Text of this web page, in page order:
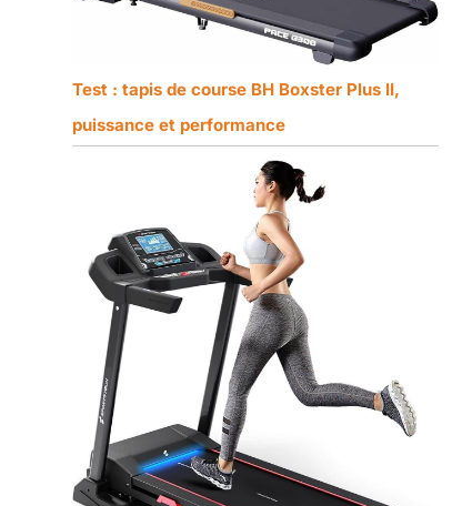
Test : tapis de course BH Boxster Plus II,
puissance et performance